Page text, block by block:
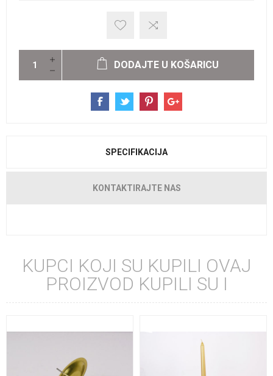
DODAJTE U KOŠARICU
SPECIFIKACIJA
KONTAKTIRAJTE NAS
KUPCI KOJI SU KUPILI OVAJ
PROIZVOD KUPILI SU I